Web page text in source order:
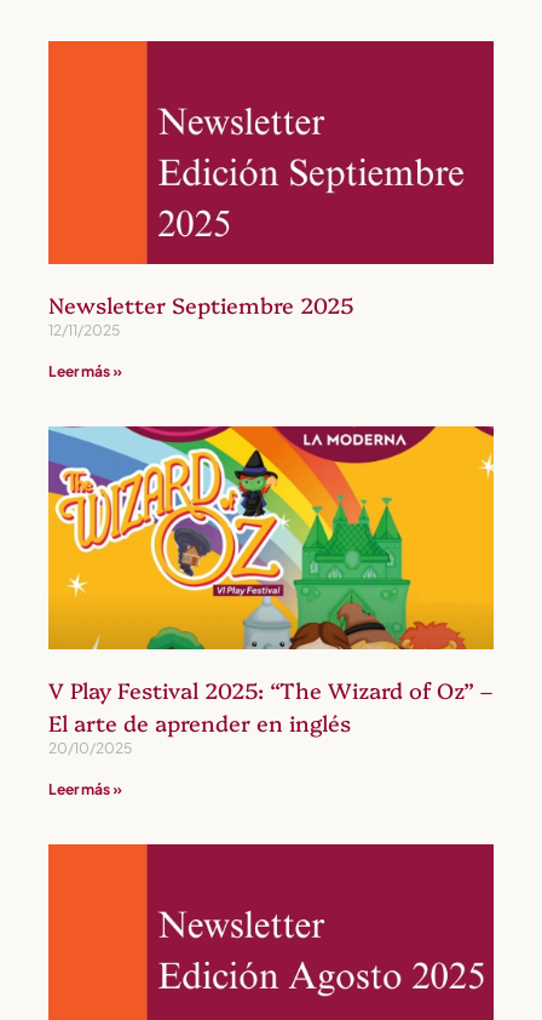
Newsletter Septiembre 2025
12/11/2025
Leer más »
V Play Festival 2025: “The Wizard of Oz” –
El arte de aprender en inglés
20/10/2025
Leer más »